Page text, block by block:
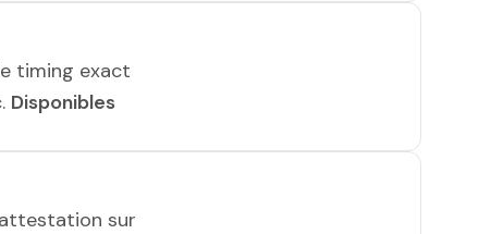
timing exact
Disponibles
sur